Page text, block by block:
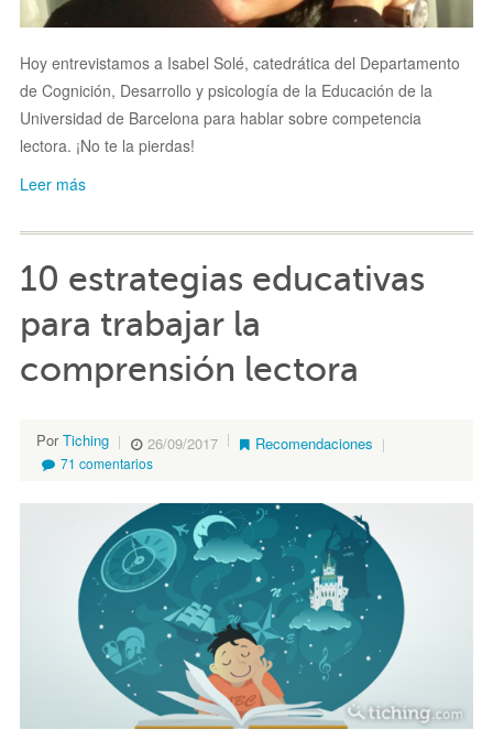
Hoy entrevistamos a Isabel Solé, catedrática del Departamento
de Cognición, Desarrollo y psicología de la Educación de la
Universidad de Barcelona para hablar sobre competencia
lectora. ¡No te la pierdas!
Leer más
10 estrategias educativas
para trabajar la
comprensión lectora
PorTiching 26/09/2017 Recomendaciones
71 comentarios